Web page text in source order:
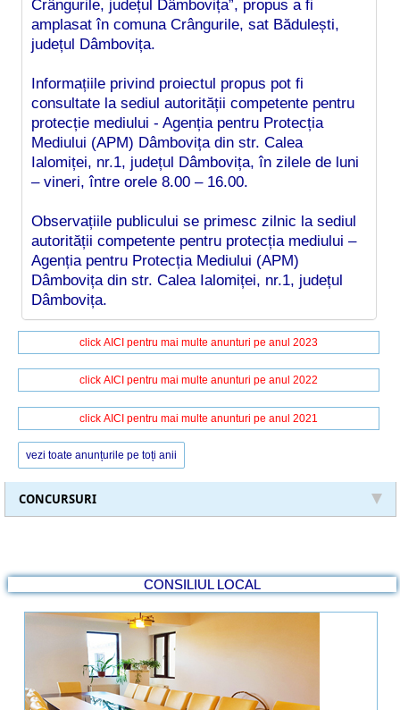
Crângurile, județul Dâmbovița”, propus a fi
amplasat în comuna Crângurile, sat Bădulești,
județul Dâmbovița.
Informațiile privind proiectul propus pot fi
consultate la sediul autorității competente pentru
protecție mediului - Agenția pentru Protecția
Mediului (APM) Dâmbovița din str. Calea
Ialomiței, nr.1, județul Dâmbovița, în zilele de luni
– vineri, între orele 8.00 – 16.00.
Observațiile publicului se primesc zilnic la sediul
autorității competente pentru protecția mediului –
Agenția pentru Protecția Mediului (APM)
Dâmbovița din str. Calea Ialomiței, nr.1, județul
Dâmbovița.
vezi toate anunțurile pe toți anii
CONCURSURI
CONSILIUL LOCAL
Componența Consiliului Local
Proiecte de hotărâri
Hotărârile Consiliului Local
Vezi alte secțiuni